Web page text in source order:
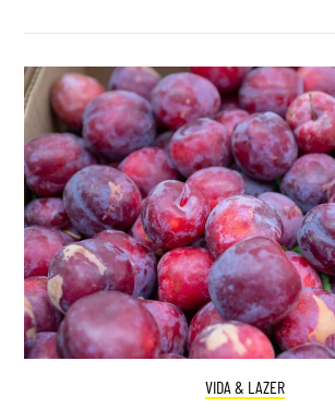
VIDA & LAZER